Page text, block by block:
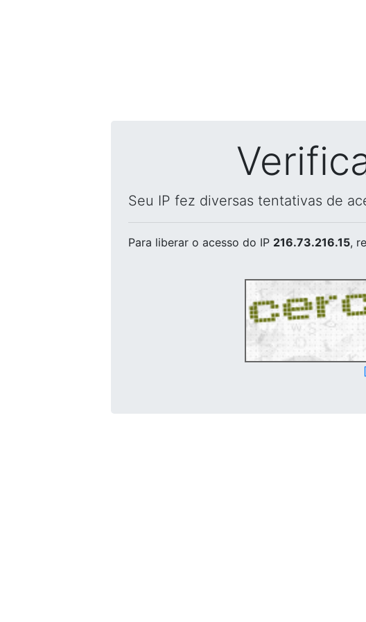
Seu IP fez diversas tentativas de
Para liberar o acesso do IP 216.73.216.15,